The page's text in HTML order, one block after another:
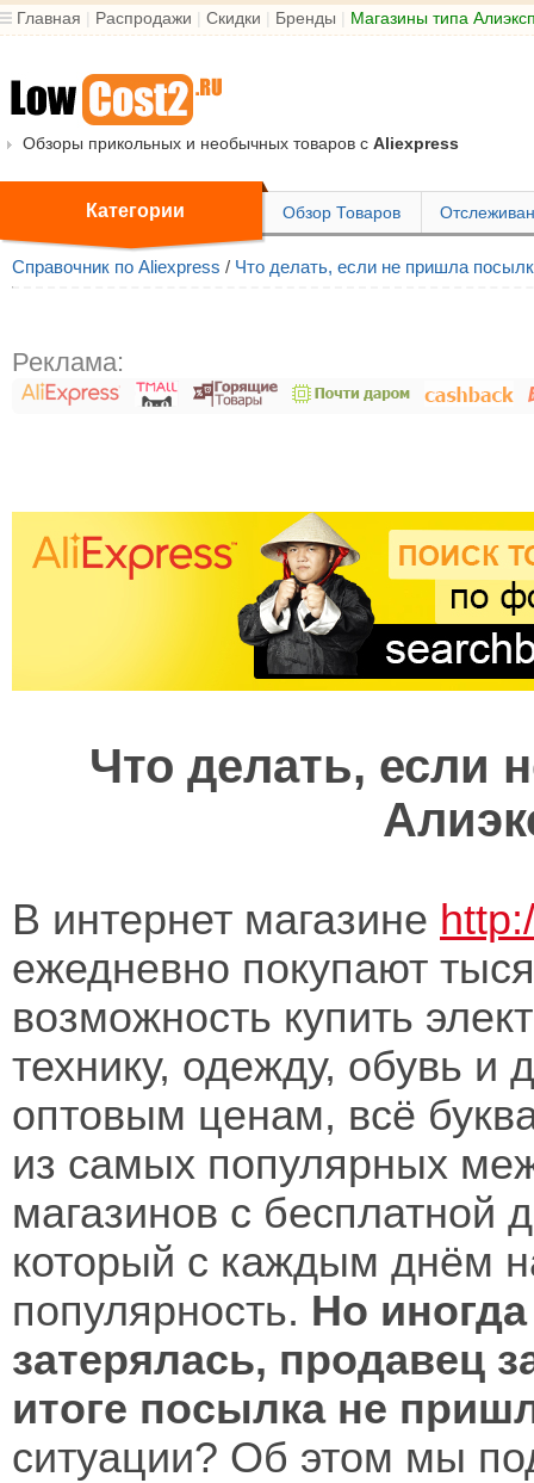
Главная | Распродажи | Скидки | Бренды | Магазины типа
Обзоры прикольных и необычных товаров с Aliexpress
Категории Обзор Товаров
Справочник по Aliexpress / Что делать, если не пришла
Реклама:
Что делать, если
В интернет магазине
ежедневно покупают
возможность купить
технику, одежду, обувь и
оптовым ценам, всё
из самых популярных
магазинов с бесплатной
который с каждым днём
популярность. Но
затерялась, продавец
итоге посылка не
ситуации? Об этом мы